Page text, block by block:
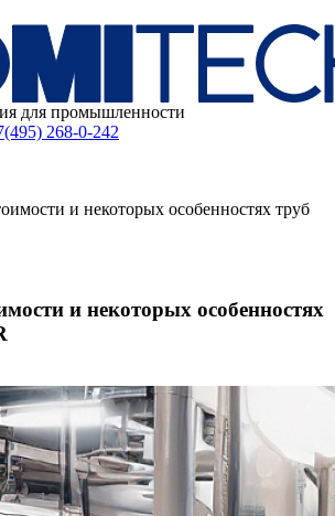
для промышленности
268-0-242
и некоторых особенностях труб
и некоторых особенностях